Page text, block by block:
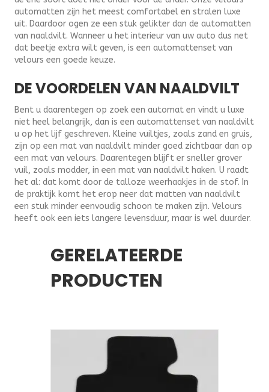
automatten zijn het meest comfortabel en stralen luxe
uit. Daardoor ogen ze een stuk gelikter dan de automatten
van naaldvilt. Wanneer u het interieur van uw auto dus net
dat beetje extra wilt geven, is een automattenset van
velours een goede keuze.
DE VOORDELEN VAN NAALDVILT
Bent u daarentegen op zoek een automat en vindt u luxe
niet heel belangrijk, dan is een automattenset van naaldvilt
u op het lijf geschreven. Kleine vuiltjes, zoals zand en gruis,
zijn op een mat van naaldvilt minder goed zichtbaar dan op
een mat van velours. Daarentegen blijft er sneller grover
vuil, zoals modder, in een mat van naaldvilt haken. U raadt
het al: dat komt door de talloze weerhaakjes in de stof. In
de praktijk komt het erop neer dat matten van naaldvilt
een stuk minder eenvoudig schoon te maken zijn. Velours
heeft ook een iets langere levensduur, maar is wel duurder.
GERELATEERDE
PRODUCTEN